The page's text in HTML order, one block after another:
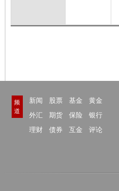
频
道
新闻 股票 基金
黄金
外汇
期货 保险
银行
理财
债券 互金 评论